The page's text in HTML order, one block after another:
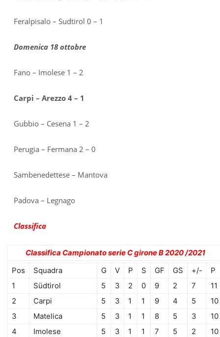
Feralpisalo – Sudtirol 0 – 1
Domenica 18 ottobre
Fano – Imolese 1 – 2
Carpi – Arezzo 4 – 1
Gubbio – Cesena 1 – 2
Perugia – Fermana 2 – 0
Sambenedettese – Mantova
Padova – Legnago
Classifica
Classifica Campionato serie C girone B 2020 /2021
Pos
Squadra G V P S GF GS +/-
P
1
Südtirol 5 3 2 0 9 2 7
11
2
Carpi 5 3 1 1 9 4 5
10
3
Matelica 5 3 1 1 8 5 3
10
4
Imolese 5 3 1 1 7 5 2
10